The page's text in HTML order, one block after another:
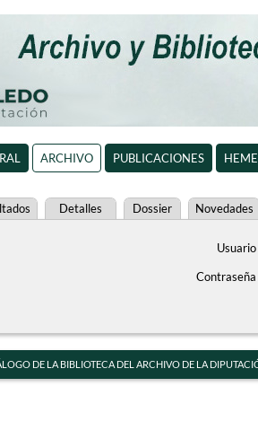
ARCHIVO PUBLICACIONES
Detalles Dossier Novedades
Usuario
Contraseña
DE LA BIBLIOTECA DEL ARCHIVO DE LA